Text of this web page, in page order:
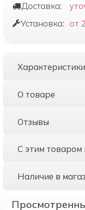
Доставка:
Установка: от
Характеристики
О товаре
Отзывы
С этим товаром
Наличие в